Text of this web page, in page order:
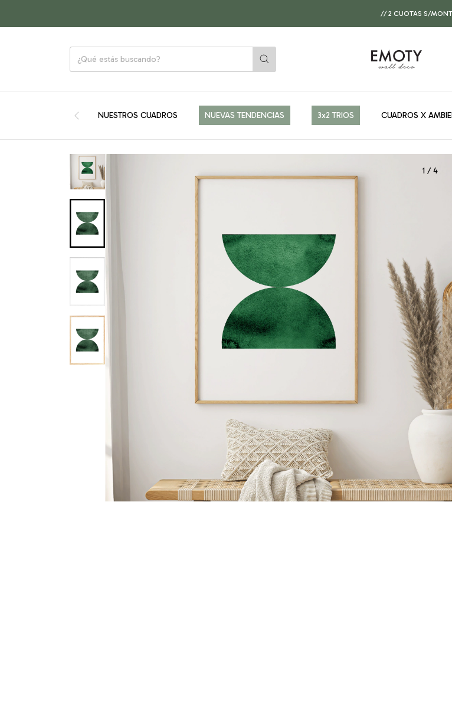
// 2 CUOTAS S/MONTO
NUESTROS CUADROS NUEVAS TENDENCIAS 3x2 TRIOS CUADROS X
1/4